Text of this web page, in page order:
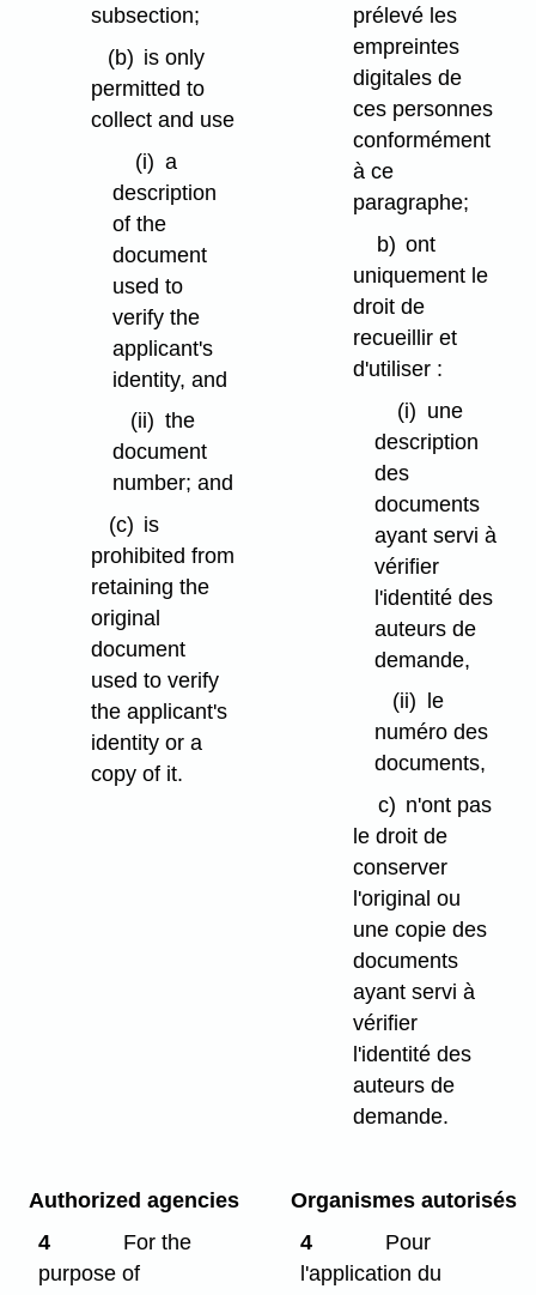
subsection;
(b) is only
permitted to
collect and use
(i) a
description
of the
document
used to
verify the
applicant's
identity, and
(ii) the
document
number; and
(c) is
prohibited from
retaining the
original
document
used to verify
the applicant's
identity or a
copy of it.
prélevé les
empreintes
digitales de
ces personnes
conformément
à ce
paragraphe;
b) ont
uniquement le
droit de
recueillir et
d'utiliser :
(i) une
description
des
documents
ayant servi à
vérifier
l'identité des
auteurs de
demande,
(ii)
le
numéro des
documents,
c) n'ont pas
le droit de
conserver
l'original ou
une copie des
documents
ayant servi à
vérifier
l'identité des
auteurs de
demande.
Authorized agencies
4
For the
purpose of
Organismes autorisés
4
Pour
l'application du